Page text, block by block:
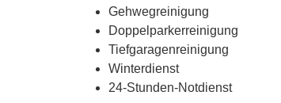
Gehwegreinigung
Doppelparkerreinigung
Tiefgaragenreinigung
Winterdienst
24-Stunden-Notdienst